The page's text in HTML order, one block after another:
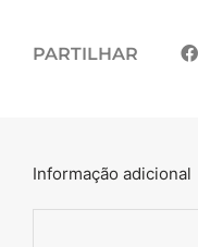
PARTILHAR
Informação adicional